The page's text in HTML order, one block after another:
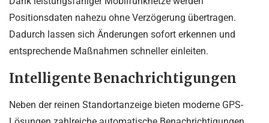
Positionsdaten nahezu ohne Verzögerung übertragen.
Dadurch lassen sich Änderungen sofort erkennen und
entsprechende Maßnahmen schneller einleiten.
Intelligente Benachrichtigungen
Neben der reinen Standortanzeige bieten moderne GPS-